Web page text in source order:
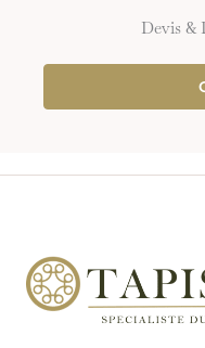
Devis &